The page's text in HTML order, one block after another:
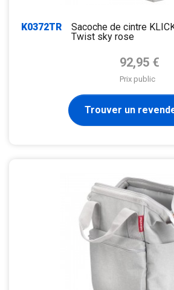
K0372TR
Sacoche de cintre
Twist sky rose
Prix de base
92,95 €
Prix public
Trouver un